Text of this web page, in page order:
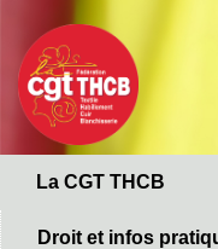
contenu
principal
La CGT THCB
Droit et infos